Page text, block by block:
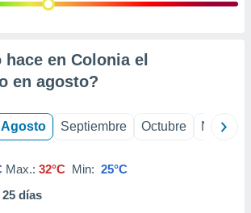
en Colonia el
en agosto?
Agosto Septiembre Octubre
Max.: 32°C Min: 25°C
25 días